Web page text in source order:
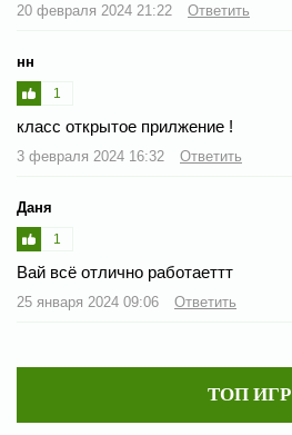
20 февраля 2024 21:22 Ответить
нн
1
класс открытое прилжение !
3 февраля 2024 16:32 Ответить
Даня
1
Вай всё отлично работаеттт
25 января 2024 09:06 Ответить
ТОП ИГР